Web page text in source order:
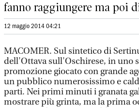
fanno raggiungere ma poi
12 maggio 2014 04:21
MACOMER. Sul sintetico di
dell'Ottava sull'Oschirese, in uno
promozione giocato con grande
un pubblico numerosissimo e
parti. Nei primi minuti i granata
mostrare più grinta, ma la prima